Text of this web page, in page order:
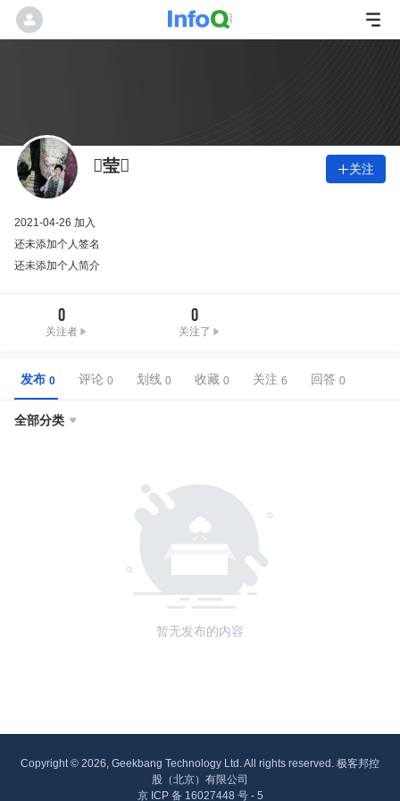
莹 关注
2021-04-26 加入
还未添加个人签名
还未添加个人简介
0
关注者
0
关注了
发布 评论 划线 收藏 关注 回答
全部分类 
暂无发布的内容
Copyright © 2026, Geekbang Technology Ltd. All rights reserved. 极客邦控
股（北京）有限公司
京 ICP 备 16027448 号 - 5